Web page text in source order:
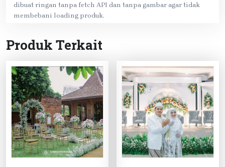
dibuat ringan tanpa fetch API dan tanpa gambar agar tidak
membebani loading produk.
Produk Terkait